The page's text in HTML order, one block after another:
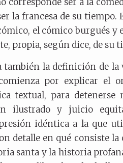
la francesa de su
el cómico burgués y
propia, según dice, de su
también la definición de la
por explicar el
textual, para detenerse
ilustrado y juicio
idéntica a la que
detalle en qué consiste
santa y la historia